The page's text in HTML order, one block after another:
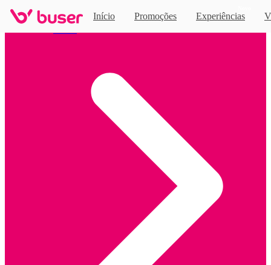
Início Promoções Experiências